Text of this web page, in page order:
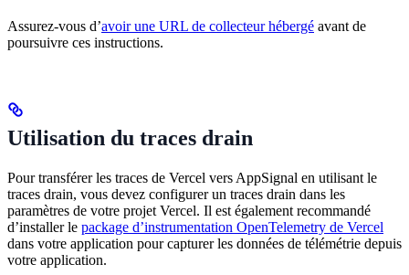
Assurez-vous d’avoir une URL de collecteur hébergé avant de
poursuivre ces instructions.
Utilisation du traces drain
Pour transférer les traces de Vercel vers AppSignal en utilisant le
traces drain, vous devez configurer un traces drain dans les
paramètres de votre projet Vercel. Il est également recommandé
d’installer le package d’instrumentation OpenTelemetry de Vercel
dans votre application pour capturer les données de télémétrie depuis
votre application.